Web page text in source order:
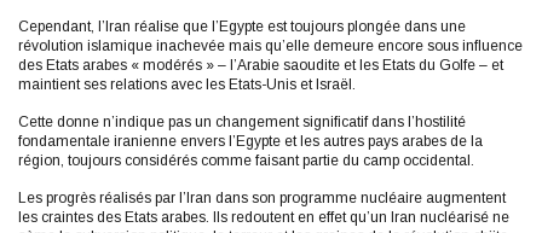
Cependant, l’Iran réalise que l’Egypte est toujours plongée dans une
révolution islamique inachevée mais qu’elle demeure encore sous influence
des Etats arabes « modérés » – l’Arabie saoudite et les Etats du Golfe – et
maintient ses relations avec les Etats-Unis et Israël.
Cette donne n’indique pas un changement significatif dans l’hostilité
fondamentale iranienne envers l’Egypte et les autres pays arabes de la
région, toujours considérés comme faisant partie du camp occidental.
Les progrès réalisés par l’Iran dans son programme nucléaire augmentent
les craintes des Etats arabes. Ils redoutent en effet qu’un Iran nucléarisé ne